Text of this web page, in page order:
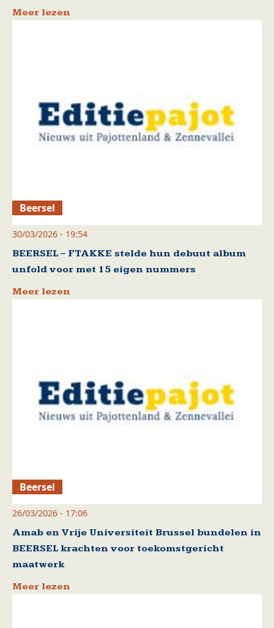
Meer lezen
Beersel
30/03/2026 - 19:54
BEERSEL – FTAKKE stelde hun debuut album
unfold voor met 15 eigen nummers
Meer lezen
Beersel
26/03/2026 - 17:06
Amab en Vrije Universiteit Brussel bundelen in
BEERSEL krachten voor toekomstgericht
maatwerk
Meer lezen